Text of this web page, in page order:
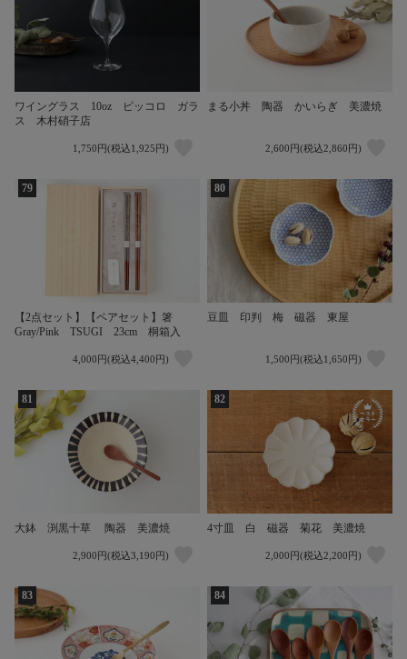
ワイングラス 10oz ピッコロ ガラ
ス 木村硝子店
1,750円(税込1,925円)
まる小丼 陶器 かいらぎ 美濃焼
2,600円(税込2,860円)
79
【2点セット】【ペアセット】箸
Gray/Pink TSUGI 23cm 桐箱入
4,000円(税込4,400円)
80
豆皿 印判 梅 磁器 東屋
1,500円(税込1,650円)
81
大鉢 渕黒十草 陶器 美濃焼
2,900円(税込3,190円)
82
4寸皿 白 磁器 菊花 美濃焼
2,000円(税込2,200円)
83 84